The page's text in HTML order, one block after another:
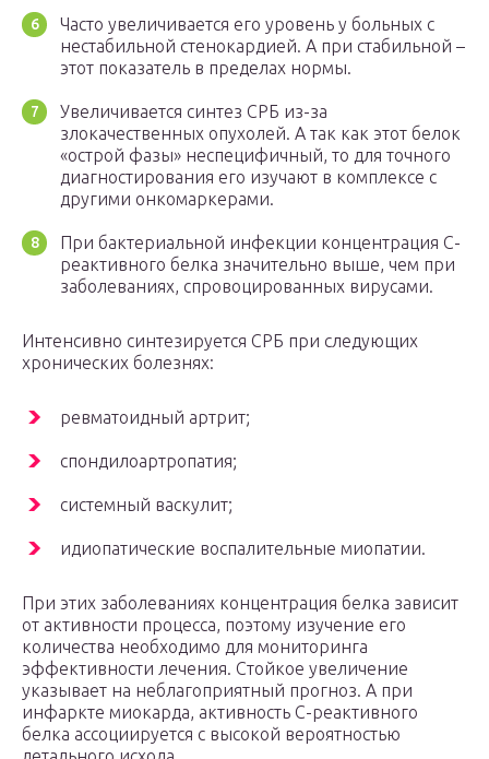
Часто увеличивается его уровень у больных с
нестабильной стенокардией. А при стабильной –
этот показатель в пределах нормы.
Увеличивается синтез СРБ из-за
злокачественных опухолей. А так как этот белок
«острой фазы» неспецифичный, то для точного
диагностирования его изучают в комплексе с
другими онкомаркерами.
При бактериальной инфекции концентрация С-
реактивного белка значительно выше, чем при
заболеваниях, спровоцированных вирусами.
Интенсивно синтезируется СРБ при следующих
хронических болезнях:
ревматоидный артрит;
спондилоартропатия;
системный васкулит;
идиопатические воспалительные миопатии.
При этих заболеваниях концентрация белка зависит
от активности процесса, поэтому изучение его
количества необходимо для мониторинга
эффективности лечения. Стойкое увеличение
указывает на неблагоприятный прогноз. А при
инфаркте миокарда, активность С-реактивного
белка ассоциируется с высокой вероятностью